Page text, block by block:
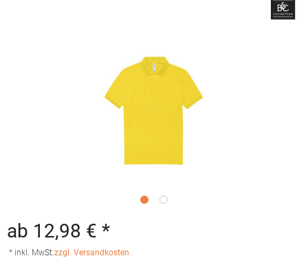
ab 12,98 € *
* inkl. MwSt.zzgl. Versandkosten